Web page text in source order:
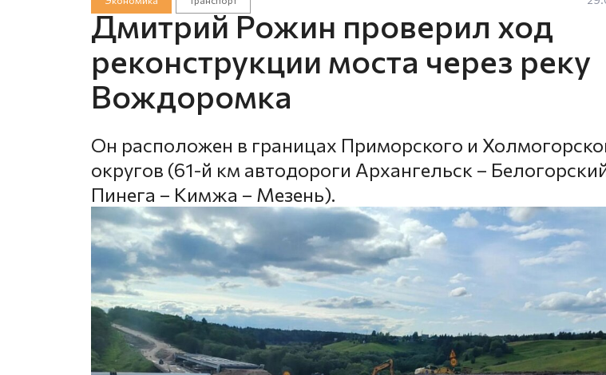
Дмитрий Рожин проверил ход
реконструкции моста через реку
Вождоромка
Он расположен в границах Приморского и
округов (61-й км автодороги Архангельск –
Пинега – Кимжа – Мезень).